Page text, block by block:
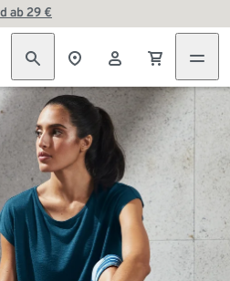
ab 29 €